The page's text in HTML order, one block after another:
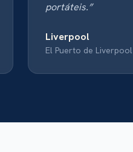
portáteis.”
Liverpool
El Puerto de Liverpool